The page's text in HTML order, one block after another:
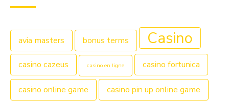
avia masters bonus terms Casino
casino cazeus casino en ligne casino fortunica
casino online game casino pin up online game